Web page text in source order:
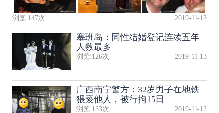
浏览:147次 2019-11-13
塞班岛：同性结婚登记连续五年
人数最多
浏览:126次 2019-11-13
广西南宁警方：32岁男子在地铁
猥亵他人，被行拘15日
浏览:133次 2019-11-12